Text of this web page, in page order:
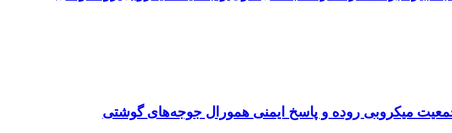
میکروبی روده و پاسخ ایمنی همورال جوجه‌های گوشتی